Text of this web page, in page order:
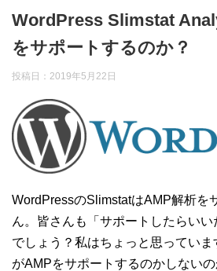
WordPress Slimstat
をサポートするのか？
投稿日： 2019年5月22日
WordPressのSlimstatはAMP解析を
ん。皆さんも「サポートしたらい
でしょう？私はちょっと思ってい
がAMPをサポートするのかしない